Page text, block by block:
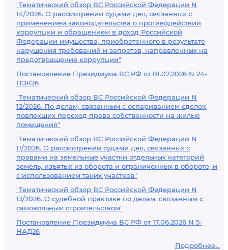
"Тематический обзор ВС Российской Федерации N
14/2026. О рассмотрении судами дел, связанных с
применением законодательства о противодействии
коррупции и обращением в доход Российской
Федерации имущества, приобретенного в результате
нарушения требований и запретов, направленных на
предотвращение коррупции"
Постановление Президиума ВС РФ от 01.07.2026 N 24-
ПЭК26
"Тематический обзор ВС Российской Федерации N
12/2026. По делам, связанным с оспариванием сделок,
повлекших переход права собственности на жилые
помещения"
"Тематический обзор ВС Российской Федерации N
11/2026. О рассмотрении судами дел, связанных с
правами на земельные участки отдельных категорий
земель, изъятых из оборота и ограниченных в обороте, и
с использованием таких участков"
"Тематический обзор ВС Российской Федерации N
13/2026. О судебной практике по делам, связанным с
самовольным строительством"
Постановление Президиума ВС РФ от 17.06.2026 N 5-
НАД26
Подробнее...